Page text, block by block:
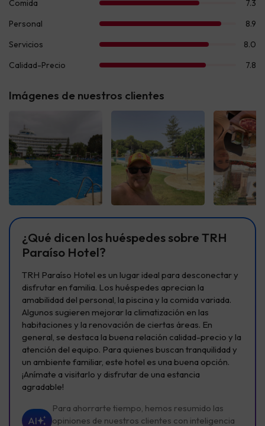
Imágenes de nuestros clientes
¿Qué dicen los huéspedes sobre TRH
Paraíso Hotel?
TRH Paraíso Hotel es un lugar ideal para desconectar y
disfrutar en familia. Los huéspedes aprecian la
amabilidad del personal, la piscina y la comida variada.
Algunos sugieren mejorar la climatización en las
habitaciones y la renovación de ciertas áreas. En
general, se destaca la buena relación calidad-precio y la
atención del equipo. Para quienes buscan tranquilidad y
un ambiente familiar, este hotel es una buena opción.
¡Anímate a visitarlo y disfrutar de una estancia
agradable!
AI
Para ahorrarte tiempo, hemos resumido las
opiniones de nuestros clientes con inteligencia